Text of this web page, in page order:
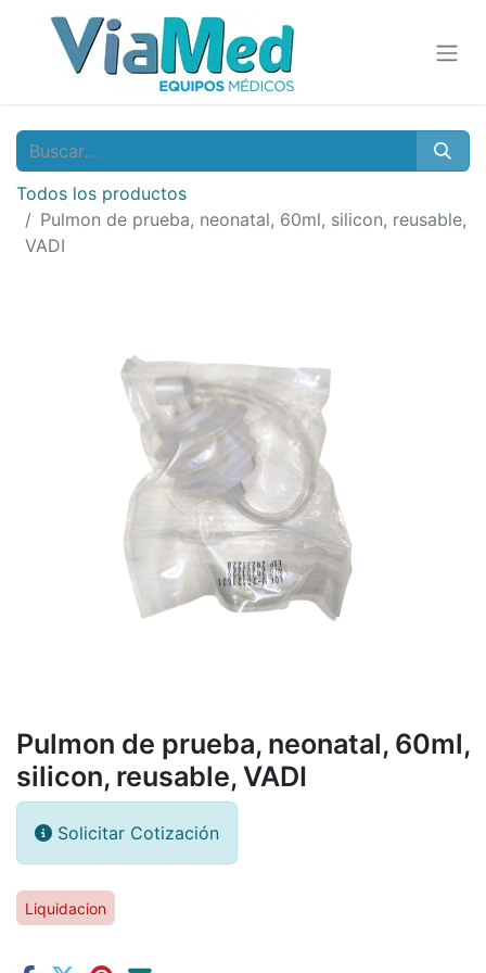
Todos los productos
Pulmon de prueba, neonatal, 60ml, silicon, reusable,
VADI
Pulmon de prueba, neonatal, 60ml,
silicon, reusable, VADI
Solicitar Cotización
Liquidacion